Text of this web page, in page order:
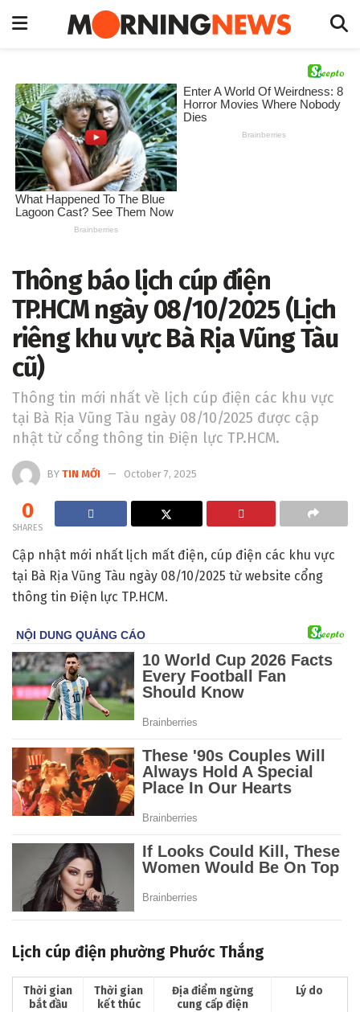
Thông báo lịch cúp điện
TP.HCM ngày 08/10/2025 (Lịch
riêng khu vực Bà Rịa Vũng Tàu
cũ)
Thông tin mới nhất về lịch cúp điện các khu vực
tại Bà Rịa Vũng Tàu ngày 08/10/2025 được cập
nhật từ cổng thông tin Điện lực TP.HCM.
BY TIN MỚI October 7, 2025
0
SHARES
Cập nhật mới nhất lịch mất điện, cúp điện các khu vực
tại Bà Rịa Vũng Tàu ngày 08/10/2025 từ website cổng
thông tin Điện lực TP.HCM.
Lịch cúp điện phường Phước Thắng
Thời gian
bắt đầu
Thời gian
kết thúc
Địa điểm ngừng
cung cấp điện
Lý do